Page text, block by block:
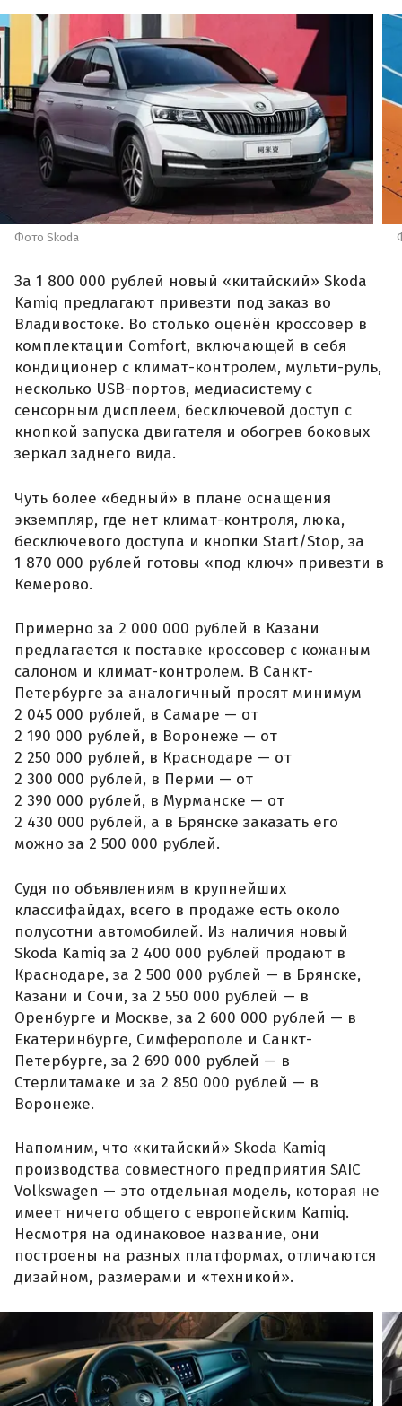
Фото Skoda
За 1 800 000 рублей новый «китайский» Skoda
Kamiq предлагают привезти под заказ во
Владивостоке. Во столько оценён кроссовер в
комплектации Comfort, включающей в себя
кондиционер с климат-контролем, мульти-руль,
несколько USB-портов, медиасистему с
сенсорным дисплеем, бесключевой доступ с
кнопкой запуска двигателя и обогрев боковых
зеркал заднего вида.
Чуть более «бедный» в плане оснащения
экземпляр, где нет климат-контроля, люка,
бесключевого доступа и кнопки Start/Stop, за
1 870 000 рублей готовы «под ключ» привезти в
Кемерово.
Примерно за 2 000 000 рублей в Казани
предлагается к поставке кроссовер с кожаным
салоном и климат-контролем. В Санкт-
Петербурге за аналогичный просят минимум
2 045 000 рублей, в Самаре — от
2 190 000 рублей, в Воронеже — от
2 250 000 рублей, в Краснодаре — от
2 300 000 рублей, в Перми — от
2 390 000 рублей, в Мурманске — от
2 430 000 рублей, а в Брянске заказать его
можно за 2 500 000 рублей.
Судя по объявлениям в крупнейших
классифайдах, всего в продаже есть около
полусотни автомобилей. Из наличия новый
Skoda Kamiq за 2 400 000 рублей продают в
Краснодаре, за 2 500 000 рублей — в Брянске,
Казани и Сочи, за 2 550 000 рублей — в
Оренбурге и Москве, за 2 600 000 рублей — в
Екатеринбурге, Симферополе и Санкт-
Петербурге, за 2 690 000 рублей — в
Стерлитамаке и за 2 850 000 рублей — в
Воронеже.
Напомним, что «китайский» Skoda Kamiq
производства совместного предприятия SAIC
Volkswagen — это отдельная модель, которая не
имеет ничего общего с европейским Kamiq.
Несмотря на одинаковое название, они
построены на разных платформах, отличаются
дизайном, размерами и «техникой».